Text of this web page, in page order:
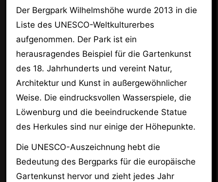
Der Bergpark Wilhelmshöhe wurde 2013 in die
Liste des UNESCO-Weltkulturerbes
aufgenommen. Der Park ist ein
herausragendes Beispiel für die Gartenkunst
des 18. Jahrhunderts und vereint Natur,
Architektur und Kunst in außergewöhnlicher
Weise. Die eindrucksvollen Wasserspiele, die
Löwenburg und die beeindruckende Statue
des Herkules sind nur einige der Höhepunkte.
Die UNESCO-Auszeichnung hebt die
Bedeutung des Bergparks für die europäische
Gartenkunst hervor und zieht jedes Jahr